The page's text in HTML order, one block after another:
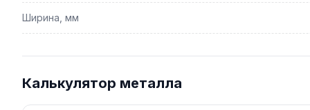
Ширина, мм
Калькулятор металла